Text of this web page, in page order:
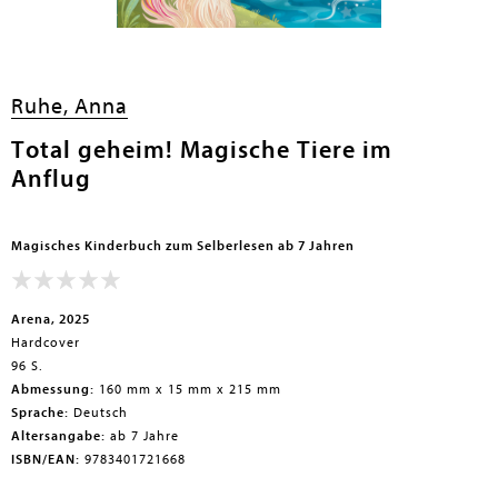
submenu
submenu
submenu
submenu
submenu
Ruhe, Anna
Total geheim! Magische Tiere im
Anflug
Magisches Kinderbuch zum Selberlesen ab 7 Jahren
Arena, 2025
Hardcover
96 S.
Abmessung: 160 mm x 15 mm x 215 mm
Sprache: Deutsch
Altersangabe: ab 7 Jahre
ISBN/EAN: 9783401721668